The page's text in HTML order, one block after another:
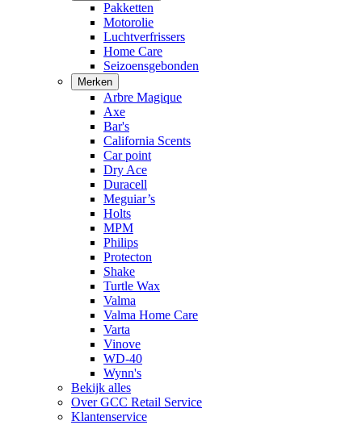
Pakketten
Motorolie
Luchtverfrissers
Home Care
Seizoensgebonden
Merken
Arbre Magique
Axe
Bar's
California Scents
Car point
Dry Ace
Duracell
Meguiar’s
Holts
MPM
Philips
Protecton
Shake
Turtle Wax
Valma
Valma Home Care
Varta
Vinove
WD-40
Wynn's
Bekijk alles
Over GCC Retail Service
Klantenservice